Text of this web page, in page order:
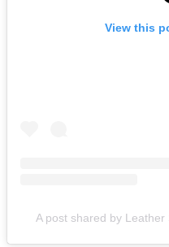
View this
A post shared by